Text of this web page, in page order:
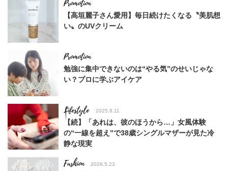
【高垣麗子さん愛用】毎日続けたくなる〝美肌想
い〟のUVクリーム
勉強に集中できないのは“やる気”のせいじゃな
い？プロに学ぶアイケア
Lifestyle 2025.8.11
【続】「あれは、彼のほうから…」女風体験
の“一線を超え”で38歳シングルマザーが見た冷
静な現実
Fashion 2026.5.23